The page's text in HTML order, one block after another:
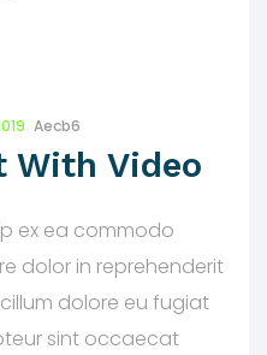
Aecb6
With Video
ex ea commodo
dolor in reprehenderit
dolore eu fugiat
sint occaecat